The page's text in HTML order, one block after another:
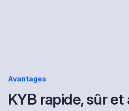
Avantages
KYB rapide, sûr